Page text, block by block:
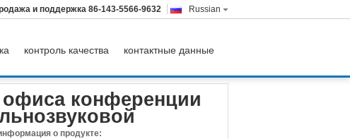
Russian
и поддержка 86-143-5566-9632
контроль качества
контактные данные
вилки 3 Pin тональнозвуковой
конференции
о продукте: